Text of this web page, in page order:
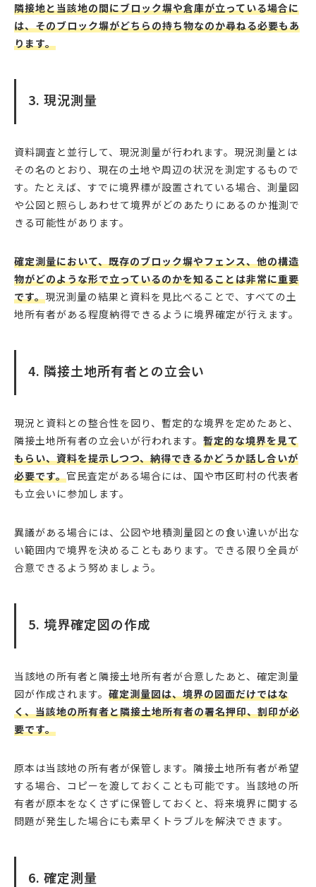
隣接地と当該地の間にブロック塀や倉庫が立っている場合に
は、そのブロック塀がどちらの持ち物なのか尋ねる必要もあ
ります。
3. 現況測量
資料調査と並行して、現況測量が行われます。現況測量とは
その名のとおり、現在の土地や周辺の状況を測定するもので
す。たとえば、すでに境界標が設置されている場合、測量図
や公図と照らしあわせて境界がどのあたりにあるのか推測で
きる可能性があります。
確定測量において、既存のブロック塀やフェンス、他の構造
物がどのような形で立っているのかを知ることは非常に重要
です。現況測量の結果と資料を見比べることで、すべての土
地所有者がある程度納得できるように境界確定が行えます。
4. 隣接土地所有者との立会い
現況と資料との整合性を図り、暫定的な境界を定めたあと、
隣接土地所有者の立会いが行われます。 暫定的な境界を見て
もらい、資料を提示しつつ、納得できるかどうか話し合いが
必要です。官民査定がある場合には、国や市区町村の代表者
も立会いに参加します。
異議がある場合には、公図や地積測量図との食い違いが出な
い範囲内で境界を決めることもあります。できる限り全員が
合意できるよう努めましょう。
5. 境界確定図の作成
当該地の所有者と隣接土地所有者が合意したあと、確定測量
図が作成されます。 確定測量図は、境界の図面だけではな
く、当該地の所有者と隣接土地所有者の署名押印、割印が必
要です。
原本は当該地の所有者が保管します。隣接土地所有者が希望
する場合、コピーを渡しておくことも可能です。当該地の所
有者が原本をなくさずに保管しておくと、将来境界に関する
問題が発生した場合にも素早くトラブルを解決できます。
6. 確定測量